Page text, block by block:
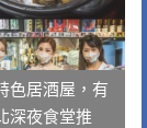
色居酒屋，有
深夜食堂推